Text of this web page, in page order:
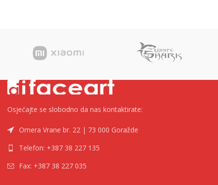
Osjećajte se slobodno da nas kontaktirate:
Omera Vrane br. 22 | 73 000 Goražde
Telefon: +387 38 227 135
Fax: +387 38 227 035